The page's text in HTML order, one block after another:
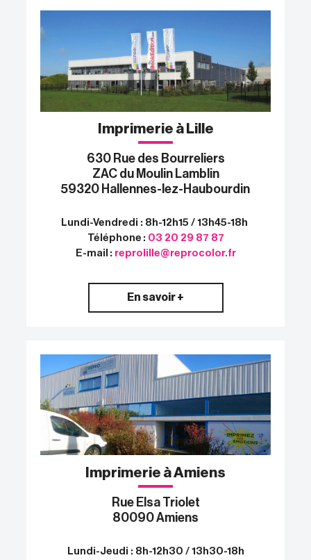
Imprimerie à Lille
630 Rue des Bourreliers
ZAC du Moulin Lamblin
59320 Hallennes-lez-Haubourdin
Lundi-Vendredi : 8h-12h15 / 13h45-18h
Téléphone : 03 20 29 87 87
E-mail : reprolille@reprocolor.fr
En savoir +
Imprimerie à Amiens
Rue Elsa Triolet
80090 Amiens
Lundi-Jeudi : 8h-12h30 / 13h30-18h